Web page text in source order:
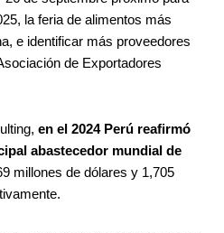
la feria de alimentos más
e identificar más proveedores
de Exportadores
en el 2024 Perú reafirmó
abastecedor mundial de
millones de dólares y 1,705